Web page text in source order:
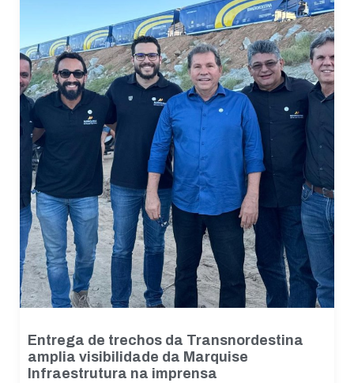
Entrega de trechos da Transnordestina
amplia visibilidade da Marquise
Infraestrutura na imprensa